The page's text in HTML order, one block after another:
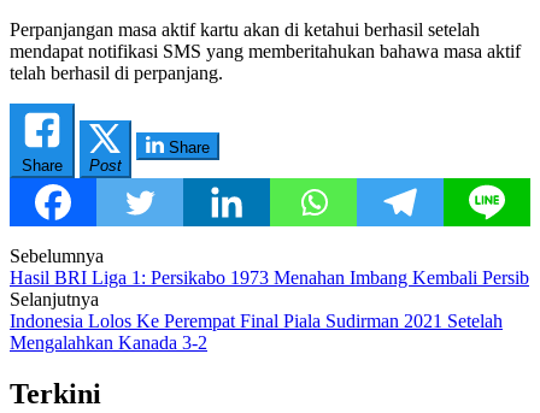
Perpanjangan masa aktif kartu akan di ketahui berhasil setelah
mendapat notifikasi SMS yang memberitahukan bahawa masa aktif
telah berhasil di perpanjang.
Share Post
Share
Post
navigation
Sebelumnya
Hasil BRI Liga 1: Persikabo 1973 Menahan Imbang Kembali Persib
Selanjutnya
Indonesia Lolos Ke Perempat Final Piala Sudirman 2021 Setelah
Mengalahkan Kanada 3-2
Terkini